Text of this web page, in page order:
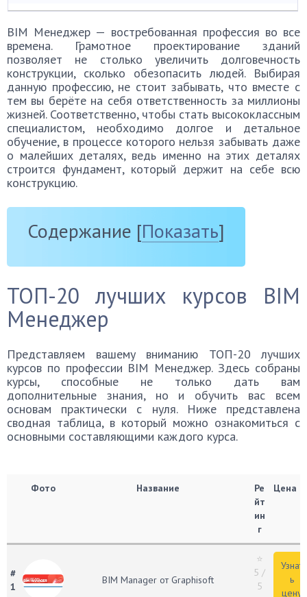
BIM Менеджер — востребованная профессия во все
времена. Грамотное проектирование зданий
позволяет не столько увеличить долговечность
конструкции, сколько обезопасить людей. Выбирая
данную профессию, не стоит забывать, что вместе с
тем вы берёте на себя ответственность за миллионы
жизней. Соответственно, чтобы стать высококлассным
специалистом, необходимо долгое и детальное
обучение, в процессе которого нельзя забывать даже
о малейших деталях, ведь именно на этих деталях
строится фундамент, который держит на себе всю
конструкцию.
Содержание [Показать]
ТОП-20 лучших курсов BIM
Менеджер
Представляем вашему вниманию ТОП-20 лучших
курсов по профессии BIM Менеджер. Здесь собраны
курсы, способные не только дать вам
дополнительные знания, но и обучить вас всем
основам практически с нуля. Ниже представлена
сводная таблица, в который можно ознакомиться с
основными составляющими каждого курса.
Фото Название
Ре
йт
ин
г
Цена
#
1
BIM Manager от Graphisoft
⭐
5 /
5
Узнат
ь
цену